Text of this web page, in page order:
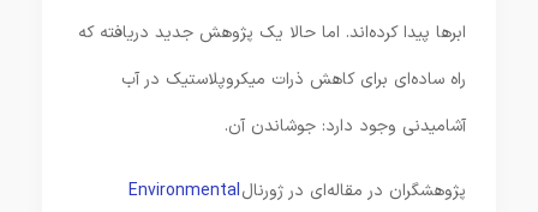
ابرها پیدا کرده‌اند. اما حالا یک پژوهش جدید دریافته که
راه ساده‌ای برای کاهش ذرات میکروپلاستیک در آب
آشامیدنی وجود دارد: جوشاندن آن.
پژوهشگران در مقاله‌ای در ژورنالEnvironmental